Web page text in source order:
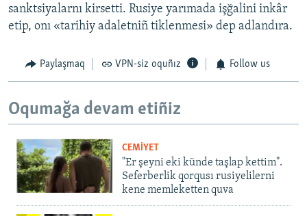
sanktsiyalarnı kirsetti. Rusiye yarımada işğalini inkâr
etip, onı «tarihiy adaletniñ tiklenmesi» dep adlandıra.
Paylaşmaq VPN-siz oquñız Follow us
Oqumağa devam etiñiz
CEMİYET
"Er şeyni eki künde taşlap kettim".
Seferberlik qorqusı rusiyelilerni
kene memleketten quva